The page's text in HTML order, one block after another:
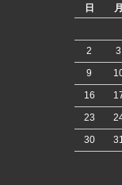
日
月
2
3
9
16
23
30